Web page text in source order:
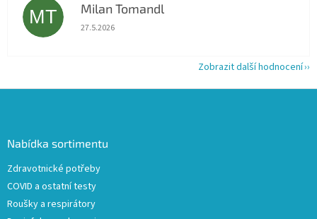
MT Milan Tomandl
Hodnocení obchodu je 5 z 5 hvězdiček.
27.5.2026
Zobrazit další hodnocení
Nabídka sortimentu
Zdravotnické potřeby
COVID a ostatní testy
Roušky a respirátory